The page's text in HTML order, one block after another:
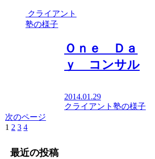
クライアント
塾の様子
Ｏｎｅ Ｄａ
ｙ コンサル
2014.01.29
クライアント塾の様子
次のページ
1 2 3 4
最近の投稿